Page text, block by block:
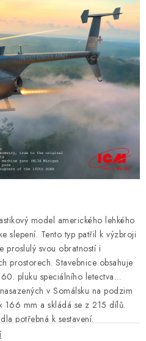
Doprava a platba
ochrany osobních údajů
(B2B)
Modelářský slovník Art Scale
model amerického lehkého
slepení. Tento typ patřil k výzbroji
proslulý svou obratností i
prostorech. Stavebnice obsahuje
pluku speciálního letectva
v Somálsku na podzim
mm a skládá se z 215 dílů.
potřebná k sestavení.